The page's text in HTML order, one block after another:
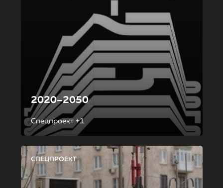
2020–2050
Спецпроект +1
СПЕЦПРОЕКТ